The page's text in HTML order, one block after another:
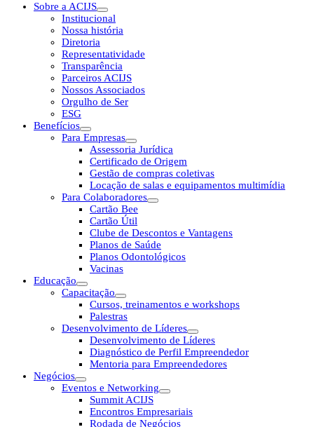
Sobre a ACIJS
Institucional
Nossa história
Diretoria
Representatividade
Transparência
Parceiros ACIJS
Nossos Associados
Orgulho de Ser
ESG
Benefícios
Para Empresas
Assessoria Jurídica
Certificado de Origem
Gestão de compras coletivas
Locação de salas e equipamentos multimídia
Para Colaboradores
Cartão Bee
Cartão Útil
Clube de Descontos e Vantagens
Planos de Saúde
Planos Odontológicos
Vacinas
Educação
Capacitação
Cursos, treinamentos e workshops
Palestras
Desenvolvimento de Líderes
Desenvolvimento de Líderes
Diagnóstico de Perfil Empreendedor
Mentoria para Empreendedores
Negócios
Eventos e Networking
Summit ACIJS
Encontros Empresariais
Rodada de Negócios